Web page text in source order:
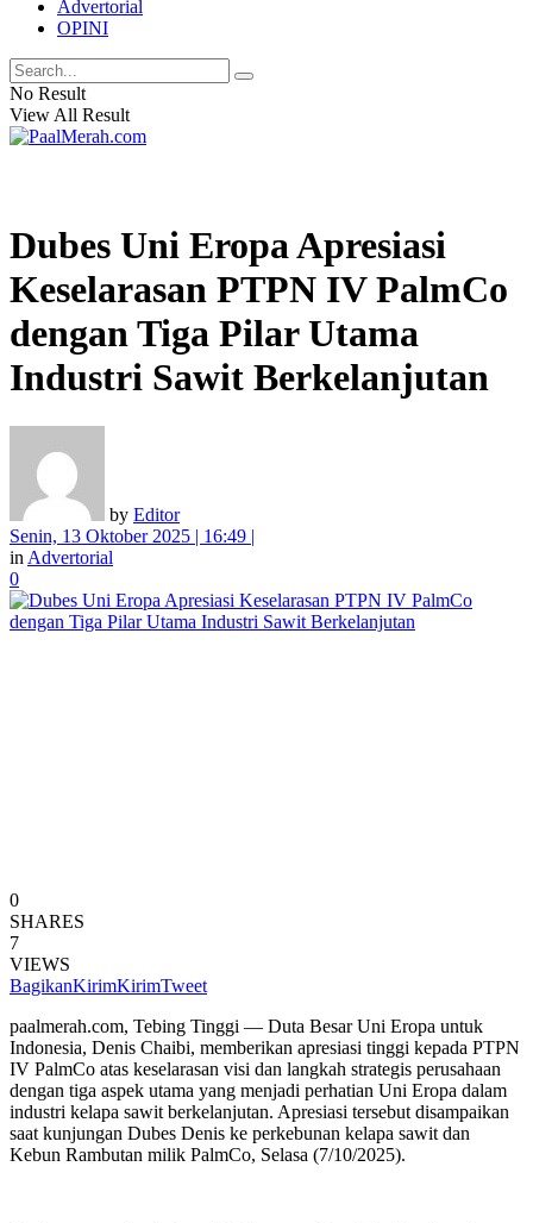
Advertorial
OPINI
No Result
View All Result
Dubes Uni Eropa Apresiasi
Keselarasan PTPN IV PalmCo
dengan Tiga Pilar Utama
Industri Sawit Berkelanjutan
by Editor
Senin, 13 Oktober 2025 | 16:49 |
in Advertorial
0
0
SHARES
7
VIEWS
BagikanKirimKirimTweet
paalmerah.com, Tebing Tinggi — Duta Besar Uni Eropa untuk
Indonesia, Denis Chaibi, memberikan apresiasi tinggi kepada PTPN
IV PalmCo atas keselarasan visi dan langkah strategis perusahaan
dengan tiga aspek utama yang menjadi perhatian Uni Eropa dalam
industri kelapa sawit berkelanjutan. Apresiasi tersebut disampaikan
saat kunjungan Dubes Denis ke perkebunan kelapa sawit dan
Kebun Rambutan milik PalmCo, Selasa (7/10/2025).